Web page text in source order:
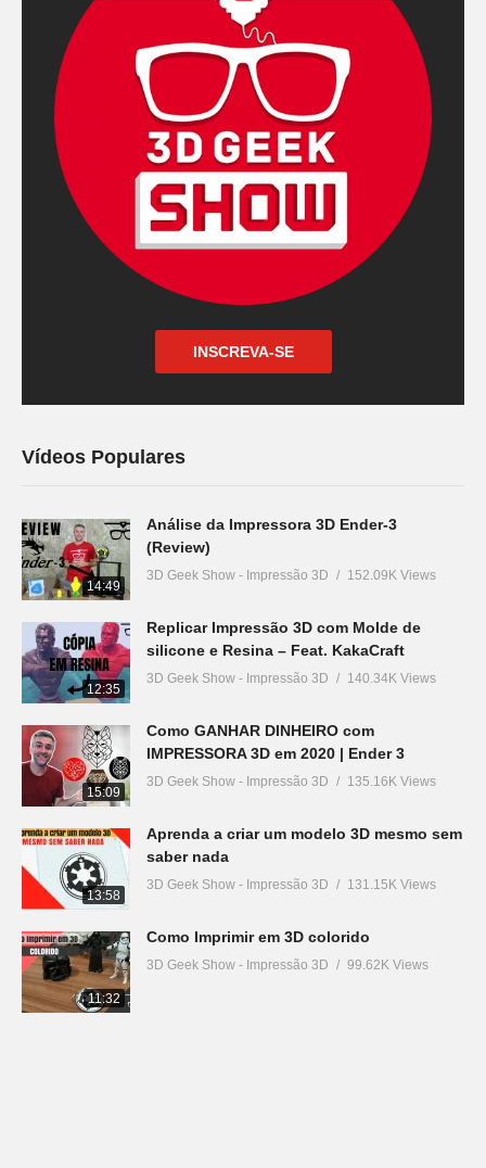
INSCREVA-SE
Vídeos Populares
14:49
Análise da Impressora 3D Ender-3
(Review)
3D Geek Show - Impressão 3D 152.09K Views
12:35
Replicar Impressão 3D com Molde de
silicone e Resina – Feat. KakaCraft
3D Geek Show - Impressão 3D 140.34K Views
15:09
Como GANHAR DINHEIRO com
IMPRESSORA 3D em 2020 | Ender 3
3D Geek Show - Impressão 3D 135.16K Views
13:58
Aprenda a criar um modelo 3D mesmo sem
saber nada
3D Geek Show - Impressão 3D 131.15K Views
11:32
Como Imprimir em 3D colorido
3D Geek Show - Impressão 3D 99.62K Views